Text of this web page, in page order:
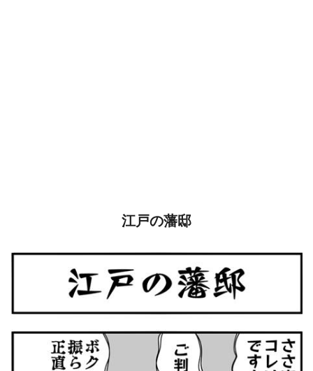
江戸の藩邸